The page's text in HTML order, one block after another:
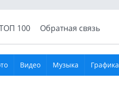
100 Обратная связь
Видео Музыка Графика